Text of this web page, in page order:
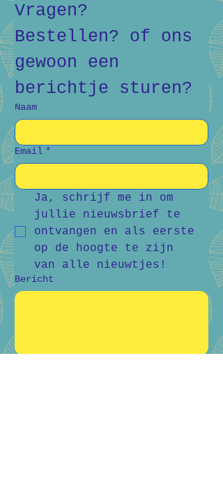
Vragen?
Bestellen? of ons
gewoon een
berichtje sturen?
Naam
Email *
Ja, schrijf me in om
jullie nieuwsbrief te
ontvangen en als eerste
op de hoogte te zijn
van alle nieuwtjes!
Bericht